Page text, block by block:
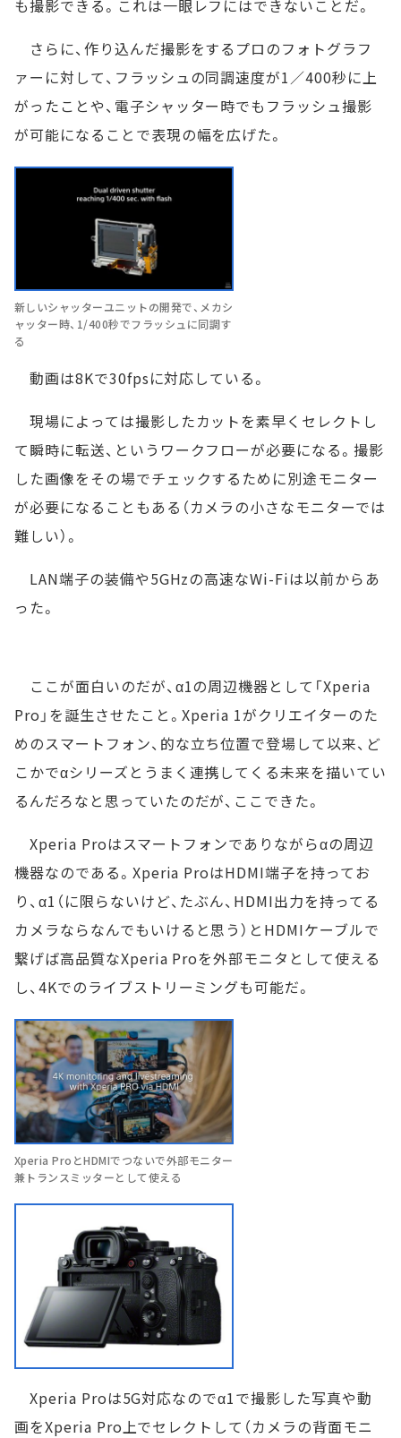
も撮影できる。これは一眼レフにはできないことだ。
さらに、作り込んだ撮影をするプロのフォトグラフ
ァーに対して、フラッシュの同調速度が1／400秒に上
がったことや、電子シャッター時でもフラッシュ撮影
が可能になることで表現の幅を広げた。
新しいシャッターユニットの開発で、メカシ
ャッター時、1/400秒でフラッシュに同調す
る
動画は8Kで30fpsに対応している。
現場によっては撮影したカットを素早くセレクトし
て瞬時に転送、というワークフローが必要になる。撮影
した画像をその場でチェックするために別途モニター
が必要になることもある（カメラの小さなモニターでは
難しい）。
LAN端子の装備や5GHzの高速なWi-Fiは以前からあ
った。
ここが面白いのだが、α1の周辺機器として「Xperia
Pro」を誕生させたこと。Xperia 1がクリエイターのた
めのスマートフォン、的な立ち位置で登場して以来、ど
こかでαシリーズとうまく連携してくる未来を描いてい
るんだろなと思っていたのだが、ここできた。
Xperia Proはスマートフォンでありながらαの周辺
機器なのである。Xperia ProはHDMI端子を持ってお
り、α1（に限らないけど、たぶん、HDMI出力を持ってる
カメラならなんでもいけると思う）とHDMIケーブルで
繋げば高品質なXperia Proを外部モニタとして使える
し、4Kでのライブストリーミングも可能だ。
Xperia ProとHDMIでつないで外部モニター
兼トランスミッターとして使える
Xperia Proは5G対応なのでα1で撮影した写真や動
画をXperia Pro上でセレクトして（カメラの背面モニ